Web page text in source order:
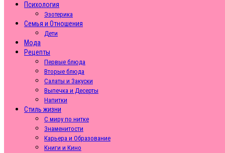
Психология
Эзотерика
Семья и Отношения
Дети
Мода
Рецепты
Первые блюда
Вторые блюда
Салаты и Закуски
Выпечка и Десерты
Напитки
Стиль жизни
С миру по нитке
Знаменитости
Карьера и Образование
Книги и Кино